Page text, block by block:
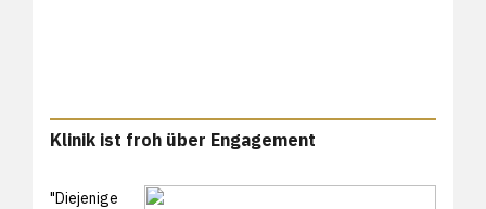
Klinik ist froh über Engagement
"Diejenige